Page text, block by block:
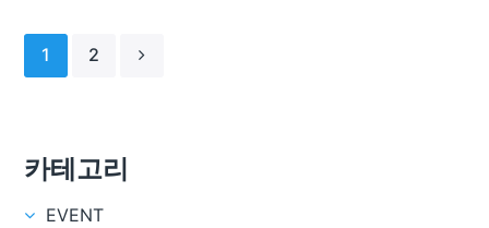
1 2
카테고리
EVENT